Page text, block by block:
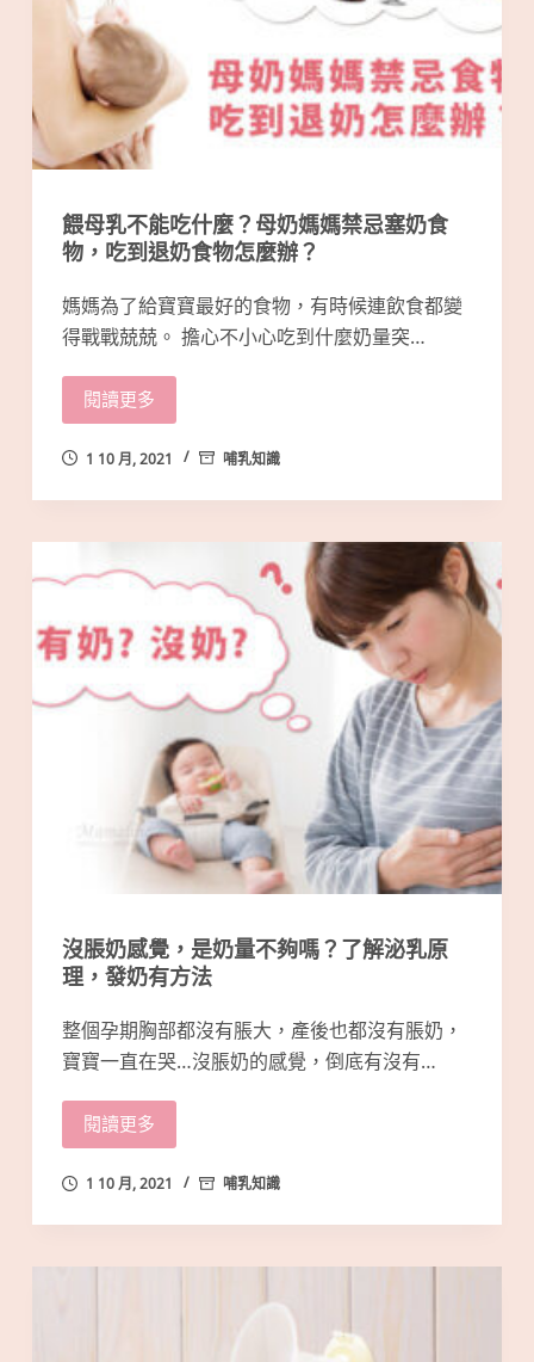
餵母乳不能吃什麼？母奶媽媽禁忌塞奶食
物，吃到退奶食物怎麼辦？
媽媽為了給寶寶最好的食物，有時候連飲食都變
得戰戰兢兢。 擔心不小心吃到什麼奶量突…
閱讀更多
1 10 月, 2021 哺乳知識
沒脹奶感覺，是奶量不夠嗎？了解泌乳原
理，發奶有方法
整個孕期胸部都沒有脹大，產後也都沒有脹奶，
寶寶一直在哭…沒脹奶的感覺，倒底有沒有…
閱讀更多
1 10 月, 2021 哺乳知識